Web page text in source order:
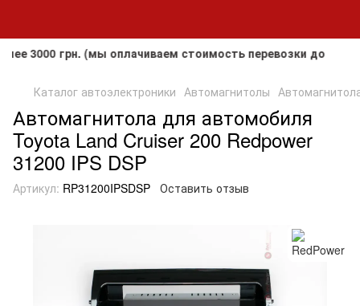
грн. (мы оплачиваем стоимость перевозки до
Каталог автоэлектроники Автомагнитолы
Автомагнитола для автомобиля
Toyota Land Cruiser 200 Redpower
31200 IPS DSP
Артикул: RP31200IPSDSP Оставить отзыв